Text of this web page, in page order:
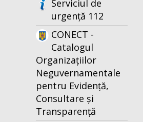
Serviciul de
urgență 112
CONECT -
Catalogul
Organizațiilor
Neguvernamentale
pentru Evidență,
Consultare și
Transparență